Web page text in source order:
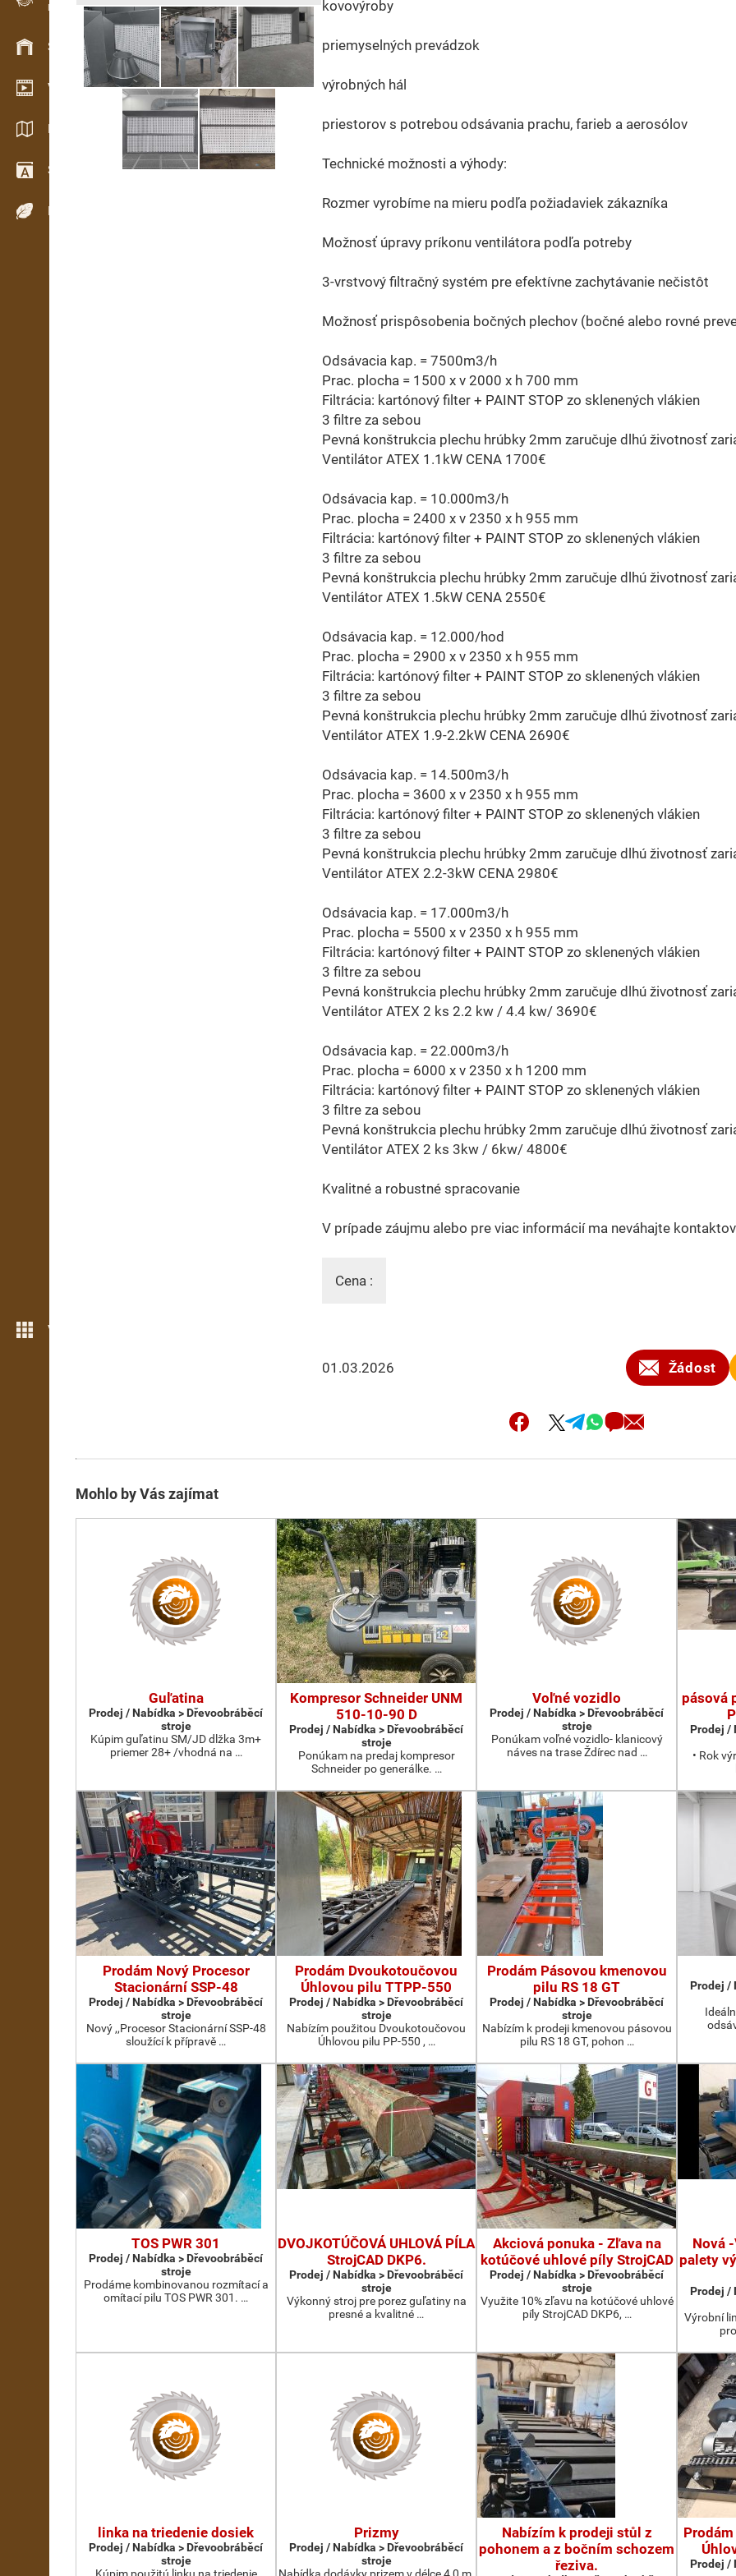
Evidence dřeva v terénu
Skladové hospodářství
Video showroom
Katalogy / Brožury
Slovník
Dřeviny
Více možností
kovovýroby
priemyselných prevádzok
výrobných hál
priestorov s potrebou odsávania prachu, farieb a aerosólov
Technické možnosti a výhody:
Rozmer vyrobíme na mieru podľa požiadaviek zákazníka
Možnosť úpravy príkonu ventilátora podľa potreby
3-vrstvový filtračný systém pre efektívne zachytávanie nečistôt
Možnosť prispôsobenia bočných plechov (bočné alebo rovné
Odsávacia kap. = 7500m3/h
Prac. plocha = 1500 x v 2000 x h 700 mm
Filtrácia: kartónový filter + PAINT STOP zo sklenených vlákien
3 filtre za sebou
Pevná konštrukcia plechu hrúbky 2mm zaručuje dlhú životnosť
Ventilátor ATEX 1.1kW CENA 1700€
Odsávacia kap. = 10.000m3/h
Prac. plocha = 2400 x v 2350 x h 955 mm
Filtrácia: kartónový filter + PAINT STOP zo sklenených vlákien
3 filtre za sebou
Pevná konštrukcia plechu hrúbky 2mm zaručuje dlhú životnosť
Ventilátor ATEX 1.5kW CENA 2550€
Odsávacia kap. = 12.000/hod
Prac. plocha = 2900 x v 2350 x h 955 mm
Filtrácia: kartónový filter + PAINT STOP zo sklenených vlákien
3 filtre za sebou
Pevná konštrukcia plechu hrúbky 2mm zaručuje dlhú životnosť
Ventilátor ATEX 1.9-2.2kW CENA 2690€
Odsávacia kap. = 14.500m3/h
Prac. plocha = 3600 x v 2350 x h 955 mm
Filtrácia: kartónový filter + PAINT STOP zo sklenených vlákien
3 filtre za sebou
Pevná konštrukcia plechu hrúbky 2mm zaručuje dlhú životnosť
Ventilátor ATEX 2.2-3kW CENA 2980€
Odsávacia kap. = 17.000m3/h
Prac. plocha = 5500 x v 2350 x h 955 mm
Filtrácia: kartónový filter + PAINT STOP zo sklenených vlákien
3 filtre za sebou
Pevná konštrukcia plechu hrúbky 2mm zaručuje dlhú životnosť
Ventilátor ATEX 2 ks 2.2 kw / 4.4 kw/ 3690€
Odsávacia kap. = 22.000m3/h
Prac. plocha = 6000 x v 2350 x h 1200 mm
Filtrácia: kartónový filter + PAINT STOP zo sklenených vlákien
3 filtre za sebou
Pevná konštrukcia plechu hrúbky 2mm zaručuje dlhú životnosť
Ventilátor ATEX 2 ks 3kw / 6kw/ 4800€
Kvalitné a robustné spracovanie
V prípade záujmu alebo pre viac informácií ma neváhajte
Cena :
01.03.2026 Žádost
Mohlo by Vás zajímat
Guľatina
Prodej / Nabídka > Dřevoobráběcí
stroje
Kúpim guľatinu SM/JD dlžka 3m+
priemer 28+ /vhodná na …
Kompresor Schneider UNM
510-10-90 D
Prodej / Nabídka > Dřevoobráběcí
stroje
Ponúkam na predaj kompresor
Schneider po generálke. …
Voľné vozidlo
Prodej / Nabídka > Dřevoobráběcí
stroje
Ponúkam voľné vozidlo- klanicový
náves na trase Ždírec nad …
pásová
Prodej /
• Rok
Prodám Nový Procesor
Stacionární SSP-48
Prodej / Nabídka > Dřevoobráběcí
stroje
Nový ,,Procesor Stacionární SSP-48
sloužící k přípravě …
Prodám Dvoukotoučovou
Úhlovou pilu TTPP-550
Prodej / Nabídka > Dřevoobráběcí
stroje
Nabízím použitou Dvoukotoučovou
Úhlovou pilu PP-550 , …
Prodám Pásovou kmenovou
pilu RS 18 GT
Prodej / Nabídka > Dřevoobráběcí
stroje
Nabízím k prodeji kmenovou pásovou
pilu RS 18 GT, pohon …
Prodej /
TOS PWR 301
Prodej / Nabídka > Dřevoobráběcí
stroje
Prodáme kombinovanou rozmítací a
omítací pilu TOS PWR 301. …
DVOJKOTÚČOVÁ UHLOVÁ PÍLA
StrojCAD DKP6.
Prodej / Nabídka > Dřevoobráběcí
stroje
Výkonný stroj pre porez guľatiny na
presné a kvalitné …
Akciová ponuka - Zľava na
kotúčové uhlové píly StrojCAD
Prodej / Nabídka > Dřevoobráběcí
stroje
Využite 10% zľavu na kotúčové uhlové
píly StrojCAD DKP6, …
Nová
palety
Prodej /
Výrobní
linka na triedenie dosiek
Prodej / Nabídka > Dřevoobráběcí
stroje
Prizmy
Prodej / Nabídka > Dřevoobráběcí
stroje
Nabízím k prodeji stůl z
pohonem a z bočním schozem
řeziva.
Prodej /